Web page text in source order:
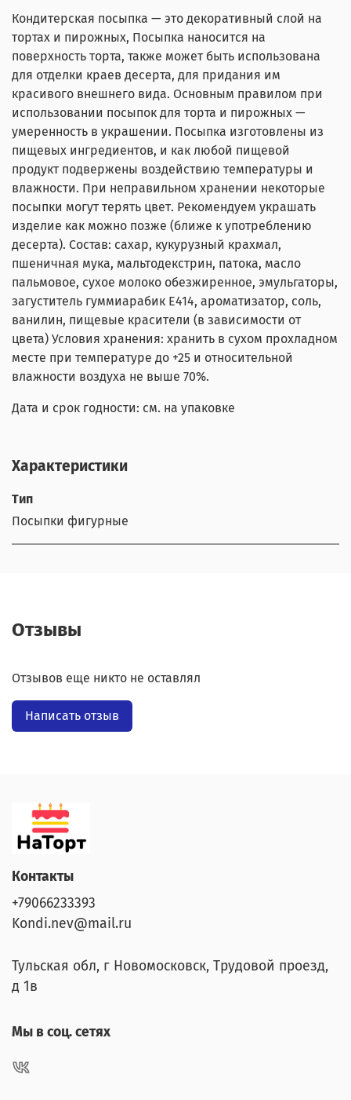
Кондитерская посыпка — это декоративный слой на
тортах и пирожных, Посыпка наносится на
поверхность торта, также может быть использована
для отделки краев десерта, для придания им
красивого внешнего вида. Основным правилом при
использовании посыпок для торта и пирожных —
умеренность в украшении. Посыпка изготовлены из
пищевых ингредиентов, и как любой пищевой
продукт подвержены воздействию температуры и
влажности. При неправильном хранении некоторые
посыпки могут терять цвет. Рекомендуем украшать
изделие как можно позже (ближе к употреблению
десерта). Состав: сахар, кукурузный крахмал,
пшеничная мука, мальтодекстрин, патока, масло
пальмовое, сухое молоко обезжиренное, эмульгаторы,
загуститель гуммиарабик Е414, ароматизатор, соль,
ванилин, пищевые красители (в зависимости от
цвета) Условия хранения: хранить в сухом прохладном
месте при температуре до +25 и относительной
влажности воздуха не выше 70%.
Дата и срок годности: см. на упаковке
Характеристики
Тип
Посыпки фигурные
Отзывы
Отзывов еще никто не оставлял
Написать отзыв
Контакты
+79066233393
Kondi.nev@mail.ru
Тульская обл, г Новомосковск, Трудовой проезд,
д 1в
Мы в соц. сетях